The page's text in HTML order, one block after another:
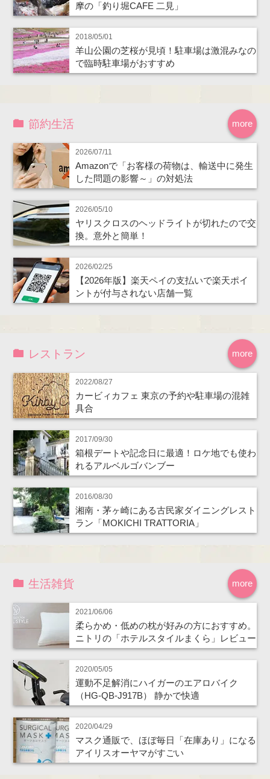
摩の「釣り堀CAFE 二見」
2018/05/01
羊山公園の芝桜が見頃！駐車場は激混みなの
で臨時駐車場がおすすめ
more
節約生活
2026/07/11
Amazonで「お客様の荷物は、輸送中に発生
した問題の影響～」の対処法
2026/05/10
ヤリスクロスのヘッドライトが切れたので交
換。意外と簡単！
2026/02/25
【2026年版】楽天ペイの支払いで楽天ポイ
ントが付与されない店舗一覧
more
レストラン
2022/08/27
カービィカフェ 東京の予約や駐車場の混雑
具合
2017/09/30
箱根デートや記念日に最適！ロケ地でも使わ
れるアルベルゴバンブー
2016/08/30
湘南・茅ヶ崎にある古民家ダイニングレスト
ラン「MOKICHI TRATTORIA」
more
生活雑貨
2021/06/06
柔らかめ・低めの枕が好みの方におすすめ。
ニトリの「ホテルスタイルまくら」レビュー
2020/05/05
運動不足解消にハイガーのエアロバイク
（HG-QB-J917B） 静かで快適
2020/04/29
マスク通販で、ほぼ毎日「在庫あり」になる
アイリスオーヤマがすごい